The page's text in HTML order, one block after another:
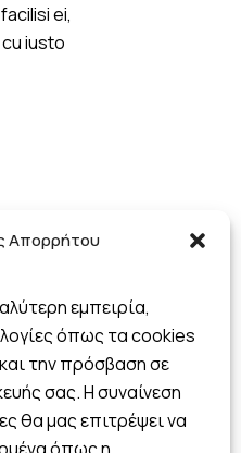
Απορρήτου
εμπειρία,
όπως τα cookies
την πρόσβαση σε
σας. Η συναίνεση
θα μας επιτρέψει να
ei,
iusto